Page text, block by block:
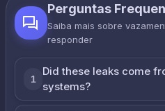
Perguntas
Saiba mais sobre
responder
1
Did these leaks come
systems?